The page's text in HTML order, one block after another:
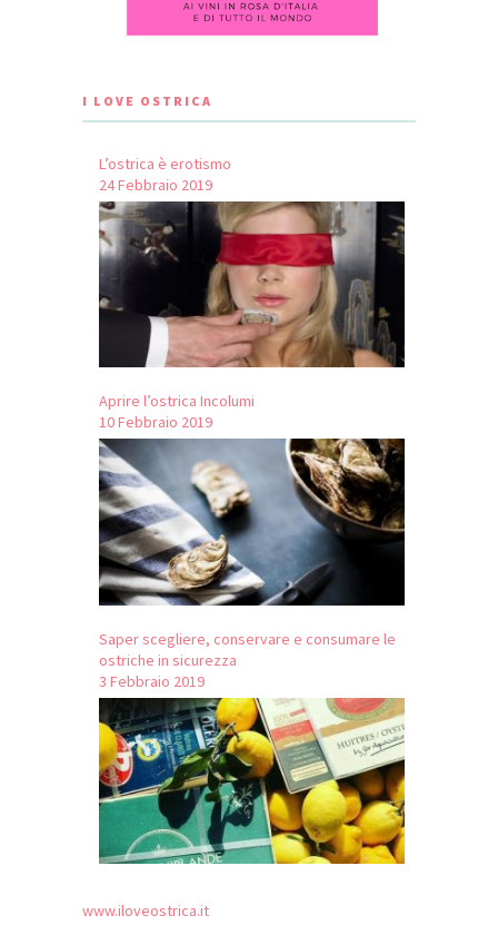
I LOVE OSTRICA
L’ostrica è erotismo
24 Febbraio 2019
Aprire l’ostrica Incolumi
10 Febbraio 2019
Saper scegliere, conservare e consumare le
ostriche in sicurezza
3 Febbraio 2019
www.iloveostrica.it